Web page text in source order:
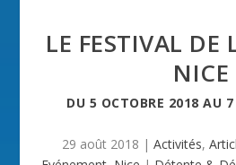
LE FESTIVAL DE
NICE
DU 5 OCTOBRE 2018 AU
29 août 2018 | Activités,